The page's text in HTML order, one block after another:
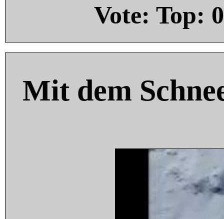
Vote: Top: 0
Mit dem